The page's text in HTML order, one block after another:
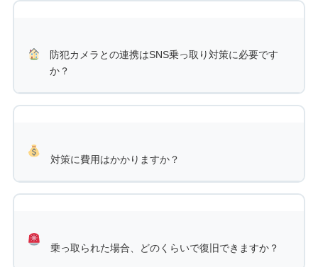
年齢に応じて本人管理と保護者サポートのバランスを決め
ましょう。
防犯カメラとの連携はSNS乗っ取り対策に必要です
か？
SNS対策では、パスワード管理、二段階認証、公式ヘルプ
対策に費用はかかりますか？
ラを使う場合は、製品代やクラウド保存料金が発生するこ
乗っ取られた場合、どのくらいで復旧できますか？